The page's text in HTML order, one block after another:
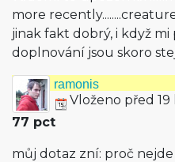
more
jinak fakt dobrý, i když
doplnování jsou skoro
ramonis
Vloženo před 19
77 pct
můj dotaz zní: proč